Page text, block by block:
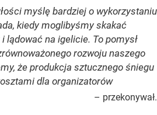
myślę bardziej o wykorzystaniu
kiedy moglibyśmy skakać
lądować na igelicie. To pomysł
rozwoju naszego
że produkcja sztucznego śniegu
dla organizatorów
– przekonywał.